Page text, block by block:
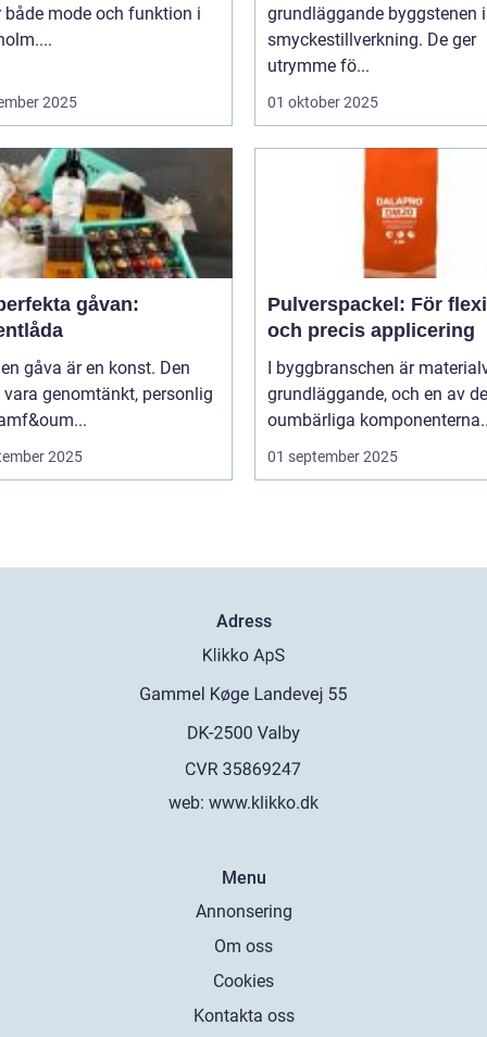
både mode och funktion i
2025
grundläggande byggstenen i
smyckestillverkning. De ger
utrymme fö...
01 oktober 2025
gåvan:
gåva är en konst. Den
genomtänkt, personlig
2025
Pulverspackel: För
och precis applicering
I byggbranschen är
grundläggande, och en av de
oumbärliga
01 september 2025
Adress
web: www.klikko.dk
Menu
Annonsering
Om oss
Cookies
Kontakta oss